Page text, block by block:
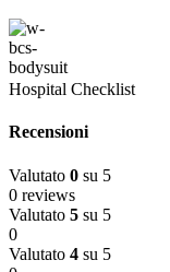
Hospital Checklist
Recensioni
Valutato 0 su 5
0 reviews
Valutato 5 su 5
0
Valutato 4 su 5